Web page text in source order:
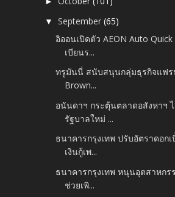
▼September(65)
อิออนเปิดตัว AEON Auto
เบียนร...
ทรูมันนี่ สนับสนุนกลุ่มธุรกิจแฟ
Brown...
อนันดาฯ กระตุ้นตลาดอสังหาฯ
รัฐบาลใหม่ ...
ธนาคารกรุงเทพ ปรับอัตราดอกเ
เงินกู้เพ...
ธนาคารกรุงเทพ หนุนอุตสาหกร
ช่วยเพิ...